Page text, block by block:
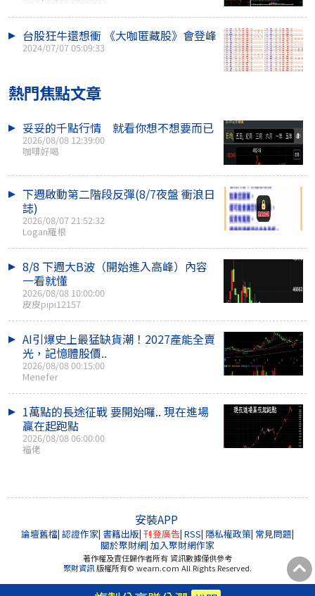
台股狂牛還想衝 《大咖匿藏股》會登峰
2024/07/07 05:09:33
熱門焦點文章
妥妥的千點行情 就看你想不想要而已
2026/08/08 12:39:00
咖啡好喝
下週啟動第二階段反彈(8/7夜盤 衝浪日
誌)
2026/08/07 21:52:32
Logan羅根
8/8 下週大B波（開始進入高峰）內容
一看就懂
2026/08/08 10:00:00
皮皮pipi12157
AI引爆史上最猛缺貨潮！2027產能全賣
光，記憶體股價..
2026/08/08 00:15:00
Menefer
1萬點的長途征戰 要開始囉.. 現在進場
贏在起跑點
2026/08/08 06:00:00
福佬
安裝APP
論壇舊檔| 認證作家| 書籍出版| 刊登廣告| RSS| 隱私權政策| 常見問題|
關於聚財網| 加入聚財網作家
著作權及責任歸作者所有 資訊數據僅供參考
聚財資訊版權所有© wearn.com All Rights Reserved.